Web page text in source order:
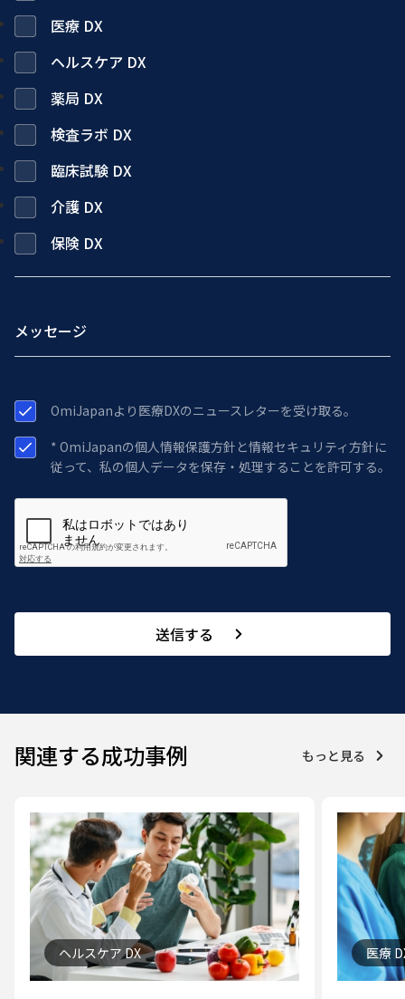
医療 DX
ヘルスケア DX
薬局 DX
検査ラボ DX
臨床試験 DX
介護 DX
保険 DX
OmiJapanより医療DXのニュースレターを受け取る。
* OmiJapanの個人情報保護方針と情報セキュリティ方針に
従って、私の個人データを保存・処理することを許可する。
送信する
関連する成功事例 もっと見る
ヘルスケア DX 医療